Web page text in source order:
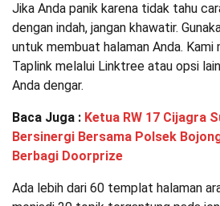
Jika Anda panik karena tidak tahu
dengan indah, jangan khawatir.
untuk membuat halaman Anda. Kami
Taplink melalui Linktree atau opsi
Anda dengar.
Baca Juga : Ketua RW 17 Cijagra
Bersinergi Bersama Polsek
Berbagi Doorprize
Ada lebih dari 60 templat halaman